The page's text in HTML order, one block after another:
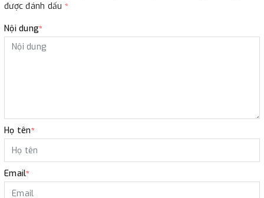
được đánh dấu *
Nội dung*
Họ tên*
Email*